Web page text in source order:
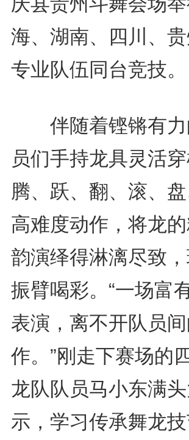
海、湖南、四川、
专业队伍同台竞技。
伴随着铿锵有力
员们手持龙具灵活
腾、跃、翻、滚、
高难度动作，将龙
韵演绎得淋漓尽致
振臂喝彩。“一场富
表演，离不开队员
作。”刚走下赛场的
龙队队员马小东满
示，学习传承舞龙